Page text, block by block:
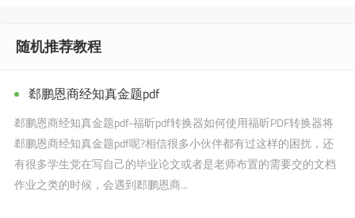
随机推荐教程
郄鹏恩商经知真金题pdf
郄鹏恩商经知真金题pdf-福昕pdf转换器如何使用福昕PDF转换器将
郄鹏恩商经知真金题pdf呢?相信很多小伙伴都有过这样的困扰，还
有很多学生党在写自己的毕业论文或者是老师布置的需要交的文档
作业之类的时候，会遇到郄鹏恩商...